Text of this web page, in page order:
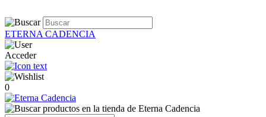
ETERNA CADENCIA
Acceder
0